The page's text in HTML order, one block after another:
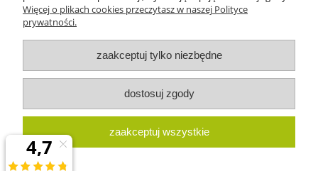
Moje konto
Płatności i dostawa
Informacje
Więcej o plikach cookies przeczytasz w naszej Polityce
prywatności.
zaakceptuj tylko niezbędne
dostosuj zgody
zaakceptuj wszystkie